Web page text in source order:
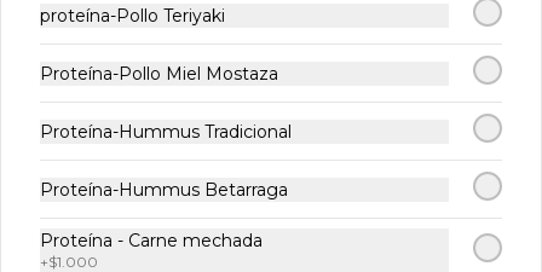
Deliciosa crema de zapallo natural con
topping de mix de semillas
$2.990
Extras
proteína-Pollo Teriyaki
Proteína-Pollo Miel Mostaza
Proteína-Hummus Tradicional
Proteína-Hummus Betarraga
Proteína - Carne mechada
+$1.000